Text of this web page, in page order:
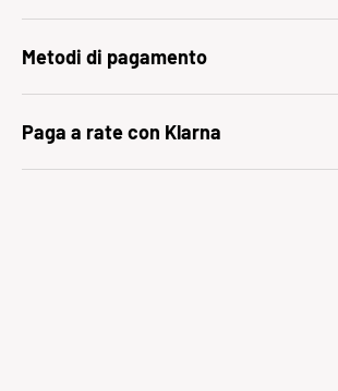
Metodi di pagamento
Paga a rate con Klarna